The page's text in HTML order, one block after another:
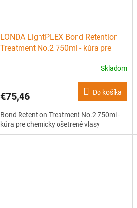
LONDA LightPLEX Bond Retention
Treatment No.2 750ml - kúra pre
Skladom
€75,46 Do košíka
Bond Retention Treatment No.2 750ml -
kúra pre chemicky ošetrené vlasy